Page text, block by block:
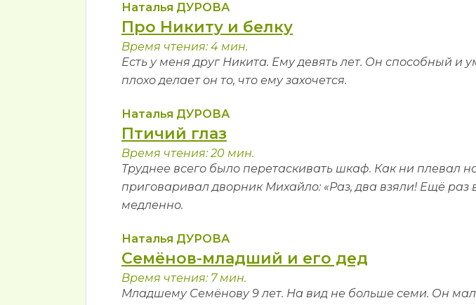
Наталья ДУРОВА
Про Никиту и белку
Время чтения: 4 мин.
Есть у меня друг Никита. Ему девять лет. Он способный и
плохо делает он то, что ему захочется.
Наталья ДУРОВА
Птичий глаз
Время чтения: 20 мин.
Труднее всего было перетаскивать шкаф. Как ни плевал
приговаривал дворник Михайло: «Раз, два взяли! Ещё раз
медленно.
Наталья ДУРОВА
Семёнов-младший и его дед
Время чтения: 7 мин.
Младшему Семёнову 9 лет. На вид не больше семи. Он